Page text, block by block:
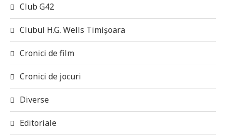
Club G42
Clubul H.G. Wells Timișoara
Cronici de film
Cronici de jocuri
Diverse
Editoriale